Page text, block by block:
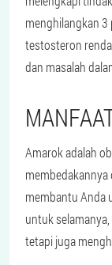
menghilangkan 3
testosteron
dan masalah
Amarok adalah
membedakannya
membantu Anda
untuk
tetapi juga